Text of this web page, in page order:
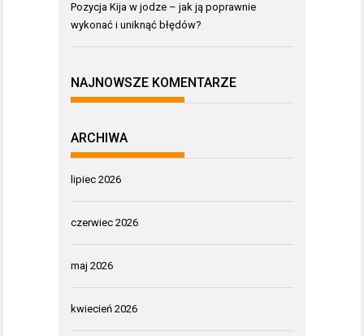
Pozycja Kija w jodze – jak ją poprawnie
wykonać i uniknąć błędów?
NAJNOWSZE KOMENTARZE
ARCHIWA
lipiec 2026
czerwiec 2026
maj 2026
kwiecień 2026